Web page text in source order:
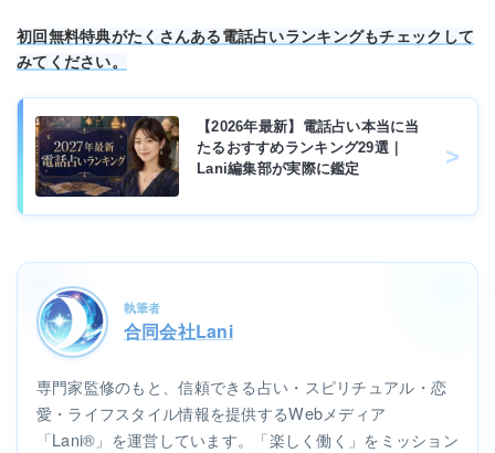
初回無料特典がたくさんある電話占いランキングもチェックして
みてください。
【2026年最新】電話占い本当に当
たるおすすめランキング29選｜
Lani編集部が実際に鑑定
執筆者
合同会社Lani
専門家監修のもと、信頼できる占い・スピリチュアル・恋
愛・ライフスタイル情報を提供するWebメディア
「Lani®」を運営しています。「楽しく働く」をミッション